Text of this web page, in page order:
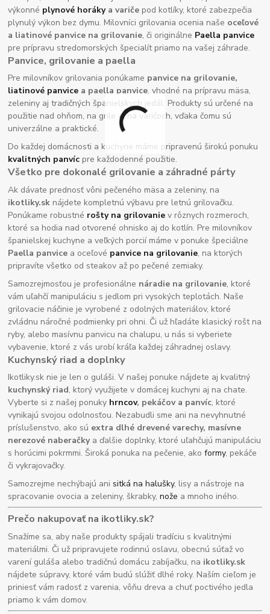
výkonné plynové horákya variče pod kotlíky, ktoré zabezpečia
plynulý výkon bez dymu. Milovníci grilovania ocenia naše oceľové
a liatinové panvice na grilovanie, či originálne Paella panvice
pre prípravu stredomorských špecialít priamo na vašej záhrade.
Panvice, grilovanie a paella
Pre milovníkov grilovania ponúkame panvice na grilovanie,
liatinové panvice a paella panvice, vhodné na prípravu mäsa,
zeleniny aj tradičných španielskych jedál. Produkty sú určené na
použitie nad ohňom, na grile aj na varičoch, vďaka čomu sú
univerzálne a praktické.
Do každej domácnosti a kuchyne máme pripravenú širokú ponuku
kvalitných panvíc pre každodenné použitie.
Všetko pre dokonalé grilovanie a záhradné párty
Ak dávate prednosť vôni pečeného mäsa a zeleniny, na
ikotliky.sk nájdete kompletnú výbavu pre letnú grilovačku.
Ponúkame robustné rošty na grilovanie v rôznych rozmeroch,
ktoré sa hodia nad otvorené ohnisko aj do kotlín. Pre milovníkov
španielskej kuchyne a veľkých porcií máme v ponuke špeciálne
Paella panvice a oceľové panvice na grilovanie, na ktorých
pripravíte všetko od steakov až po pečené zemiaky.
Samozrejmosťou je profesionálne náradie na grilovanie, ktoré
vám uľahčí manipuláciu s jedlom pri vysokých teplotách. Naše
grilovacie náčinie je vyrobené z odolných materiálov, ktoré
zvládnu náročné podmienky pri ohni. Či už hľadáte klasický rošt na
ryby, alebo masívnu panvicu na chalupu, u nás si vyberiete
vybavenie, ktoré z vás urobí kráľa každej záhradnej oslavy.
Kuchynský riad a doplnky
Ikotliky.sk nie je len o guláši. V našej ponuke nájdete aj kvalitný
kuchynský riad, ktorý využijete v domácej kuchyni aj na chate.
Vyberte si z našej ponuky hrncov, pekáčov a panvíc, ktoré
vynikajú svojou odolnosťou. Nezabudli sme ani na nevyhnutné
príslušenstvo, ako sú extra dlhé drevené varechy, masívne
nerezové naberačkya ďalšie doplnky, ktoré uľahčujú manipuláciu
s horúcimi pokrmmi. Široká ponuka na pečenie, akoformy, pekáče
či vykrajovačky.
Samozrejme nechýbajú anisitká na halušky, lisy a nástroje na
spracovanie ovocia a zeleniny, škrabky,nože a mnoho iného.
Prečo nakupovať na ikotliky.sk?
Snažíme sa, aby naše produkty spájali tradíciu s kvalitnými
materiálmi. Či už pripravujete rodinnú oslavu, obecnú súťaž vo
varení guláša alebo tradičnú domácu zabíjačku, na ikotliky.sk
nájdete súpravy, ktoré vám budú slúžiť dlhé roky. Naším cieľom je
priniesť vám radosť z varenia, vôňu dreva a chuť poctivého jedla
priamo k vám domov.